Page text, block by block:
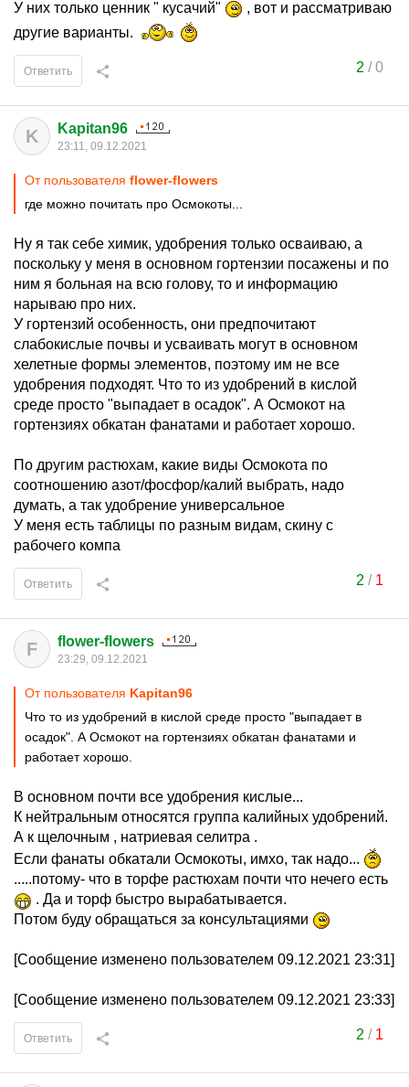
У них только ценник " кусачий"
, вот и рассматриваю
другие варианты.
2 /0
Ответить
K Kapitan96
23:11, 09.12.2021
От пользователя flower-flowers
где можно почитать про Осмокоты...
Ну я так себе химик, удобрения только осваиваю, а
поскольку у меня в основном гортензии посажены и по
ним я больная на всю голову, то и информацию
нарываю про них.
У гортензий особенность, они предпочитают
слабокислые почвы и усваивать могут в основном
хелетные формы элементов, поэтому им не все
удобрения подходят. Что то из удобрений в кислой
среде просто "выпадает в осадок". А Осмокот на
гортензиях обкатан фанатами и работает хорошо.
По другим растюхам, какие виды Осмокота по
соотношению азот/фосфор/калий выбрать, надо
думать, а так удобрение универсальное
У меня есть таблицы по разным видам, скину с
рабочего компа
2 / 1
Ответить
F flower-flowers
23:29, 09.12.2021
От пользователя Kapitan96
Что то из удобрений в кислой среде просто "выпадает в
осадок". А Осмокот на гортензиях обкатан фанатами и
работает хорошо.
В основном почти все удобрения кислые...
К нейтральным относятся группа калийных удобрений.
А к щелочным , натриевая селитра .
Если фанаты обкатали Осмокоты, имхо, так надо...
.....потому- что в торфе растюхам почти что нечего есть
. Да и торф быстро вырабатывается.
Потом буду обращаться за консультациями
[Сообщение изменено пользователем 09.12.2021 23:31]
[Сообщение изменено пользователем 09.12.2021 23:33]
2 / 1
Ответить